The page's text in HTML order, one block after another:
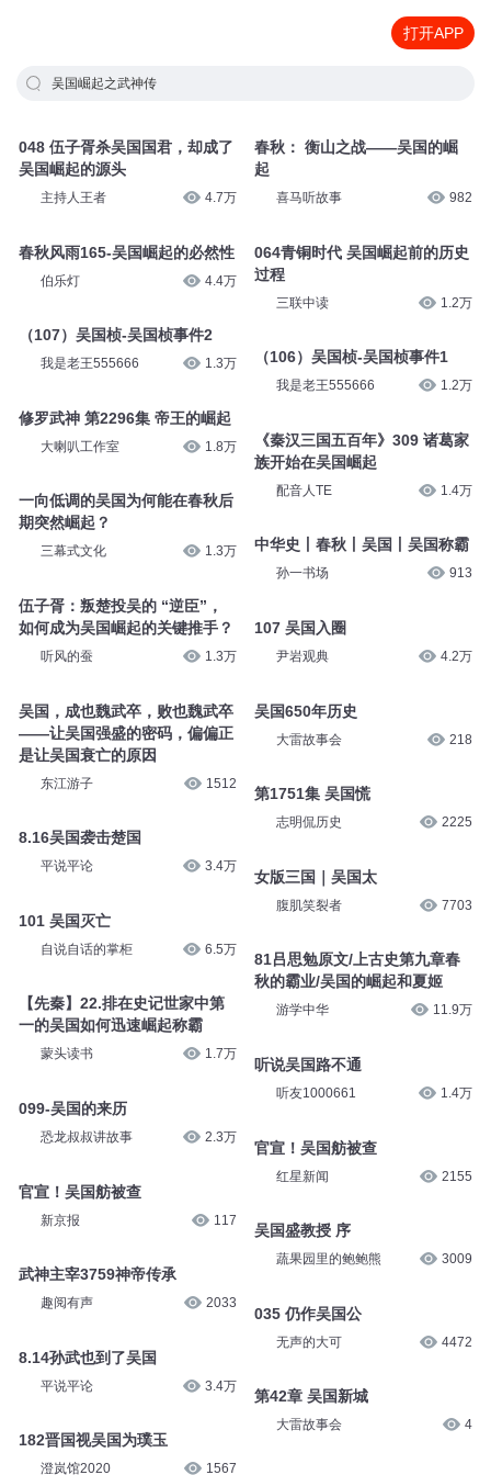
打开APP
吴国崛起之武神传
048 伍子胥杀吴国国君，却成了
吴国崛起的源头
主持人王者 4.7万
春秋风雨165-吴国崛起的必然性
伯乐灯 4.4万
（107）吴国桢-吴国桢事件2
我是老王555666 1.3万
修罗武神 第2296集 帝王的崛起
大喇叭工作室 1.8万
一向低调的吴国为何能在春秋后
期突然崛起？
三幕式文化 1.3万
伍⼦胥：叛楚投吴的 “逆⾂”，
如何成为吴国崛起的关键推⼿？
听风的蚕 1.3万
吴国，成也魏武卒，败也魏武卒
——让吴国强盛的密码，偏偏正
是让吴国衰亡的原因
东江游子 1512
8.16吴国袭击楚国
平说平论 3.4万
101 吴国灭亡
自说自话的掌柜 6.5万
【先秦】22.排在史记世家中第
一的吴国如何迅速崛起称霸
蒙头读书 1.7万
099-吴国的来历
恐龙叔叔讲故事 2.3万
官宣！吴国舫被查
新京报 117
武神主宰3759神帝传承
趣阅有声 2033
8.14孙武也到了吴国
平说平论 3.4万
182晋国视吴国为璞玉
澄岚馆2020 1567
春秋： 衡山之战——吴国的崛
起
喜马听故事 982
064青铜时代 吴国崛起前的历史
过程
三联中读 1.2万
（106）吴国桢-吴国桢事件1
我是老王555666 1.2万
《秦汉三国五百年》309 诸葛家
族开始在吴国崛起
配音人TE 1.4万
中华史丨春秋丨吴国丨吴国称霸
孙一书场 913
107 吴国入圈
尹岩观典 4.2万
吴国650年历史
大雷故事会 218
第1751集 吴国慌
志明侃历史 2225
女版三国｜吴国太
腹肌笑裂者 7703
81吕思勉原文/上古史第九章春
秋的霸业/吴国的崛起和夏姬
游学中华 11.9万
听说吴国路不通
听友1000661 1.4万
官宣！吴国舫被查
红星新闻 2155
吴国盛教授 序
蔬果园里的鲍鲍熊 3009
035 仍作吴国公
无声的大可 4472
第42章 吴国新城
大雷故事会 4